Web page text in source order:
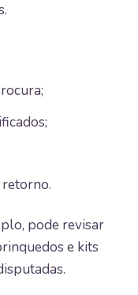
pode revisar
e kits